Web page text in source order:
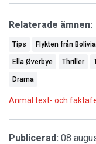
Relaterade ämnen:
Tips Flykten från Bolivia
Ella Øverbye Thriller
Drama
Anmäl text- och
Publicerad: 08